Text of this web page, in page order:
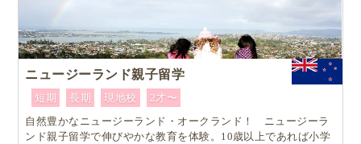
自分のやっていることに関心を持ってほしい、自分が得
意なことを見てほしい
ということだ、と理解しました。
そして、母親が自分の言ったことを理解してくれたと
ニュージーランド親子留学
短期 長期 現地校
2才〜
自然豊かなニュージーランド・オークランド！ ニュージーラ
ンド親子留学で伸びやかな教育を体験。10歳以上であれば小学